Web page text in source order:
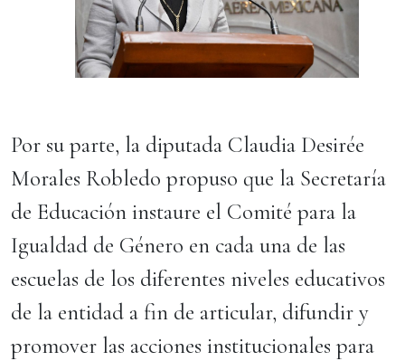
Por su parte, la diputada Claudia Desirée
Morales Robledo propuso que la Secretaría
de Educación instaure el Comité para la
Igualdad de Género en cada una de las
escuelas de los diferentes niveles educativos
de la entidad a fin de articular, difundir y
promover las acciones institucionales para